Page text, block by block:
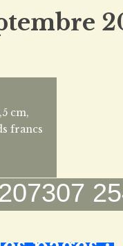
cm,
francs